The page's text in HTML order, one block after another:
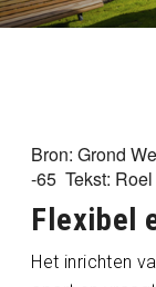
Bron: Grond
-65 Tekst:
Flexibel
Het inrichten